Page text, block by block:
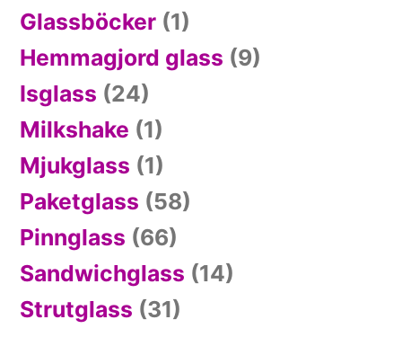
Glassböcker (1)
Hemmagjord glass (9)
Isglass (24)
Milkshake (1)
Mjukglass (1)
Paketglass (58)
Pinnglass (66)
Sandwichglass (14)
Strutglass (31)